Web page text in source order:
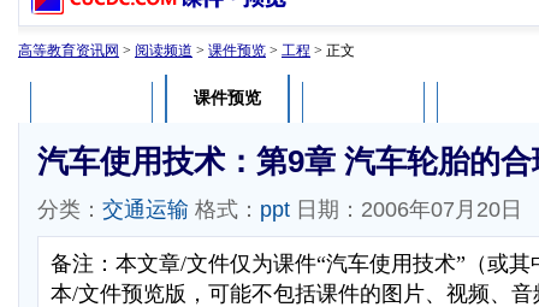
高等教育资讯网 > 阅读频道 > 课件预览 > 工程 > 正文
课件预览
汽车使用技术：第9章 汽车轮胎的
分类： 交通运输 格式： ppt 日期：2006年07月20日
备注：本文章/文件仅为课件“汽车使用技术”（或
本/文件预览版，可能不包括课件的图片、视频、